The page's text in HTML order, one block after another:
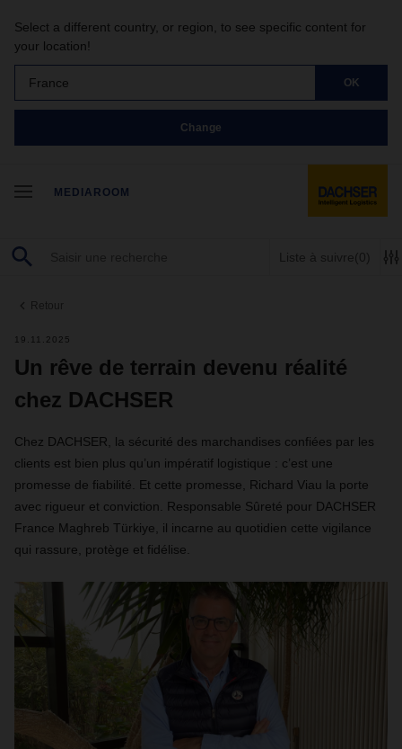
Select a different country, or region, to see specific content for
your location!
France OK
Change
MEDIAROOM
Liste à suivre(0)
Retour
19.11.2025
Un rêve de terrain devenu réalité
chez DACHSER
Chez DACHSER, la sécurité des marchandises confiées par les
clients est bien plus qu’un impératif logistique : c’est une
promesse de fiabilité. Et cette promesse, Richard Viau la porte
avec rigueur et conviction. Responsable Sûreté pour DACHSER
France Maghreb Türkiye, il incarne au quotidien cette vigilance
qui rassure, protège et fidélise.